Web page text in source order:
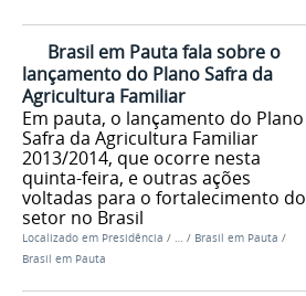
Brasil em Pauta fala sobre o
lançamento do Plano Safra da
Agricultura Familiar
Em pauta, o lançamento do Plano
Safra da Agricultura Familiar
2013/2014, que ocorre nesta
quinta-feira, e outras ações
voltadas para o fortalecimento do
setor no Brasil
Localizado em Presidência / … / Brasil em Pauta /
Brasil em Pauta